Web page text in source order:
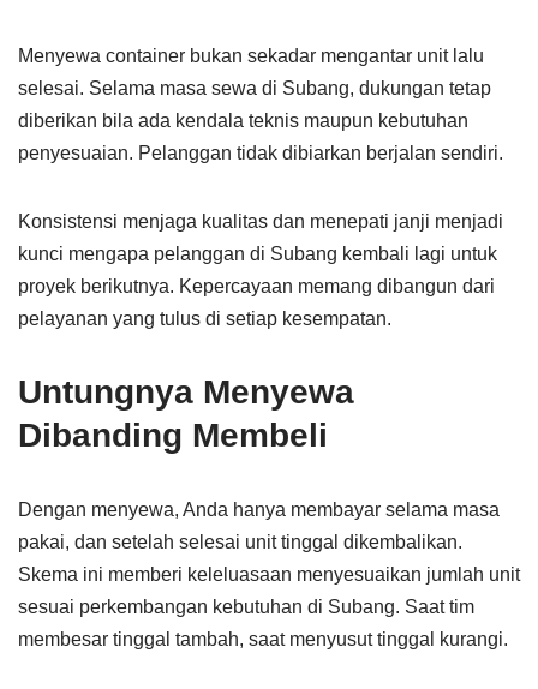
Menyewa container bukan sekadar mengantar unit lalu
selesai. Selama masa sewa di Subang, dukungan tetap
diberikan bila ada kendala teknis maupun kebutuhan
penyesuaian. Pelanggan tidak dibiarkan berjalan sendiri.
Konsistensi menjaga kualitas dan menepati janji menjadi
kunci mengapa pelanggan di Subang kembali lagi untuk
proyek berikutnya. Kepercayaan memang dibangun dari
pelayanan yang tulus di setiap kesempatan.
Untungnya Menyewa
Dibanding Membeli
Dengan menyewa, Anda hanya membayar selama masa
pakai, dan setelah selesai unit tinggal dikembalikan.
Skema ini memberi keleluasaan menyesuaikan jumlah unit
sesuai perkembangan kebutuhan di Subang. Saat tim
membesar tinggal tambah, saat menyusut tinggal kurangi.